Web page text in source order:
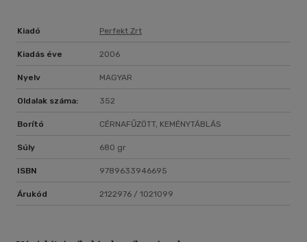
Kiadó Perfekt Zrt
Kiadás éve 2006
Nyelv MAGYAR
Oldalak száma: 352
Borító CÉRNAFŰZÖTT, KEMÉNYTÁBLÁS
Súly 680 gr
ISBN 9789633946695
Árukód 2122976 / 1021099